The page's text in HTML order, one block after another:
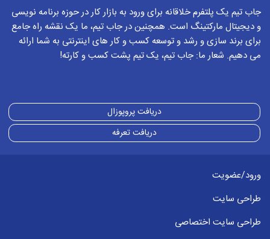
جاب تیم یک پلتفرم خلاقانه برای ورود به بازار کار در حوزه برنامه نویسی
و دیجیتال مارکتینگ است. همچنین در جاب تیم، ما یک نقشه راه جامع
برای برند سازی و رشد و توسعه کسب و کار های اینترنتی به شما ارائه
می دهیم. شعار ما: جاب تیم، یک تیم پشت کسب و کارته!
دریافت پروپوزال
دریافت تعرفه
ورود/عضویت
طراحی سایت
طراحی سایت اختصاصی